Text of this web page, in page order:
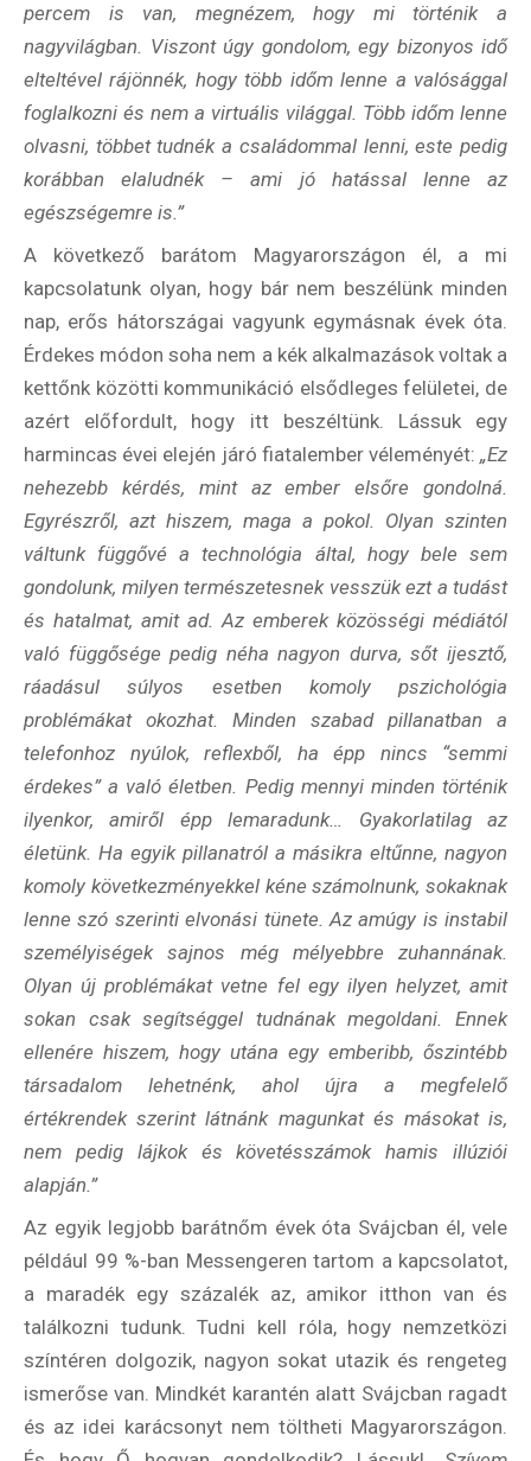
percem is van, megnézem, hogy mi történik a
nagyvilágban. Viszont úgy gondolom, egy bizonyos idő
elteltével rájönnék, hogy több időm lenne a valósággal
foglalkozni és nem a virtuális világgal. Több időm lenne
olvasni, többet tudnék a családommal lenni, este pedig
korábban elaludnék – ami jó hatással lenne az
egészségemre is.”
A következő barátom Magyarországon él, a mi
kapcsolatunk olyan, hogy bár nem beszélünk minden
nap, erős hátországai vagyunk egymásnak évek óta.
Érdekes módon soha nem a kék alkalmazások voltak a
kettőnk közötti kommunikáció elsődleges felületei, de
azért előfordult, hogy itt beszéltünk. Lássuk egy
harmincas évei elején járó fiatalember véleményét: „Ez
nehezebb kérdés, mint az ember elsőre gondolná.
Egyrészről, azt hiszem, maga a pokol. Olyan szinten
váltunk függővé a technológia által, hogy bele sem
gondolunk, milyen természetesnek vesszük ezt a tudást
és hatalmat, amit ad. Az emberek közösségi médiától
való függősége pedig néha nagyon durva, sőt ijesztő,
ráadásul súlyos esetben komoly pszichológia
problémákat okozhat. Minden szabad pillanatban a
telefonhoz nyúlok, reflexből, ha épp nincs “semmi
érdekes” a való életben. Pedig mennyi minden történik
ilyenkor, amiről épp lemaradunk… Gyakorlatilag az
életünk. Ha egyik pillanatról a másikra eltűnne, nagyon
komoly következményekkel kéne számolnunk, sokaknak
lenne szó szerinti elvonási tünete. Az amúgy is instabil
személyiségek sajnos még mélyebbre zuhannának.
Olyan új problémákat vetne fel egy ilyen helyzet, amit
sokan csak segítséggel tudnának megoldani. Ennek
ellenére hiszem, hogy utána egy emberibb, őszintébb
társadalom lehetnénk, ahol újra a megfelelő
értékrendek szerint látnánk magunkat és másokat is,
nem pedig lájkok és követésszámok hamis illúziói
alapján.”
Az egyik legjobb barátnőm évek óta Svájcban él, vele
például 99 %-ban Messengeren tartom a kapcsolatot,
a maradék egy százalék az, amikor itthon van és
találkozni tudunk. Tudni kell róla, hogy nemzetközi
színtéren dolgozik, nagyon sokat utazik és rengeteg
ismerőse van. Mindkét karantén alatt Svájcban ragadt
és az idei karácsonyt nem töltheti Magyarországon.